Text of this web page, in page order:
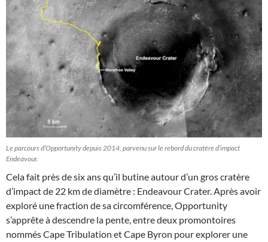
Le parcours d’Opportunity depuis 2014, parvenu sur le rebord du cratère d’impact
Endeavour.
Cela fait près de six ans qu’il butine autour d’un gros cratère
d’impact de 22 km de diamètre : Endeavour Crater. Après avoir
exploré une fraction de sa circomférence, Opportunity
s’apprête à descendre la pente, entre deux promontoires
nommés Cape Tribulation et Cape Byron pour explorer une